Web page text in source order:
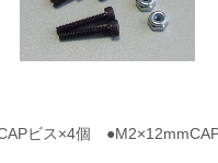
ビス×4個